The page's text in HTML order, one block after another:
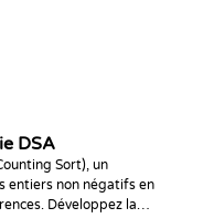
DSA
Sort), un
entiers non négatifs en
Développez la